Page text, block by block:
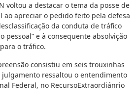
voltou a destacar o tema da posse de
ao apreciar o pedido feito pela defesa
da conduta de tráfico
pessoal” e à consequente absolvição
o tráfico.
consistiu em seis trouxinhas
julgamento ressaltou o entendimento
Federal, no RecursoExtraordiánrio